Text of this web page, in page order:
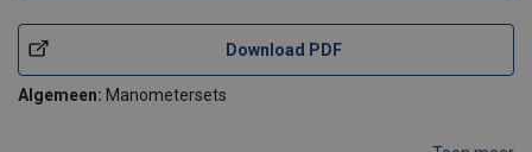
Download PDF
Algemeen: Manometersets